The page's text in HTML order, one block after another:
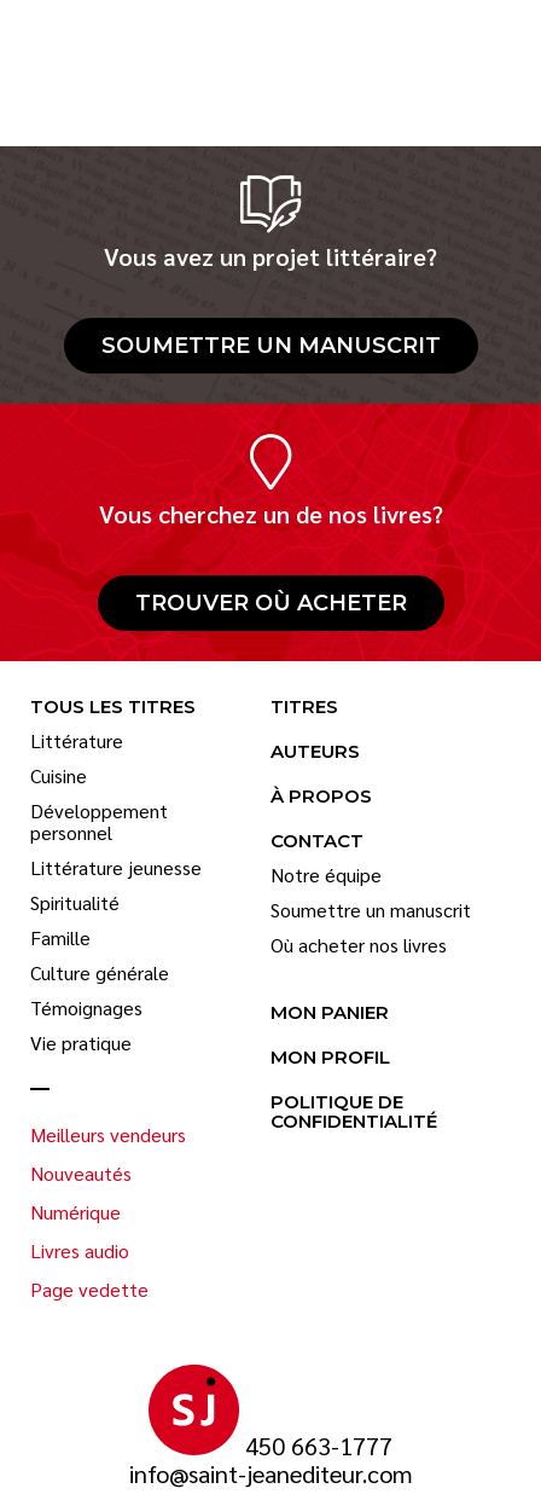
Vous avez un projet littéraire?
SOUMETTRE UN MANUSCRIT
Vous cherchez un de nos livres?
TROUVER OÙ ACHETER
450 663-1777
info@saint-jeanediteur.com
TOUS LES TITRES
Littérature
Cuisine
Développement
personnel
Littérature jeunesse
Spiritualité
Famille
Culture générale
Témoignages
Vie pratique
Meilleurs vendeurs
Nouveautés
Numérique
Livres audio
Page vedette
TITRES
AUTEURS
À PROPOS
CONTACT
Notre équipe
Soumettre un manuscrit
Où acheter nos livres
MON PANIER
MON PROFIL
POLITIQUE DE
CONFIDENTIALITÉ